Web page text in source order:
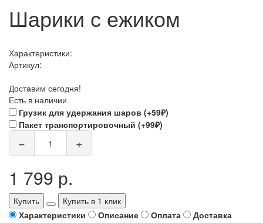
Шарики с ежиком
Характеристики:
Артикул:
Доставим сегодня!
Есть в наличии
Грузик для удержания шаров (+59₽)
Пакет транспортировочный (+99₽)
− +
1 799 р.
Купить
Купить в 1 клик
Характеристики
Описание Оплата
Доставка